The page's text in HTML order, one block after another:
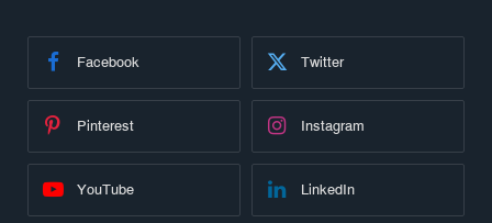
Facebook Twitter
Pinterest Instagram
YouTube LinkedIn